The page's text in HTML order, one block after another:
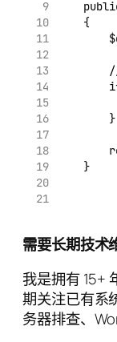
    {
        }
    }
需要长期技术
我是拥有 15+
期关注已有系
务器排查、